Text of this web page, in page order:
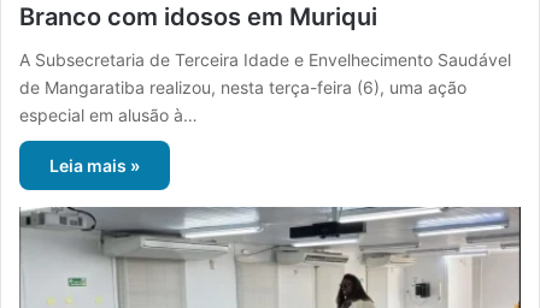
Branco com idosos em Muriqui
A Subsecretaria de Terceira Idade e Envelhecimento Saudável
de Mangaratiba realizou, nesta terça-feira (6), uma ação
especial em alusão à…
Leia mais »